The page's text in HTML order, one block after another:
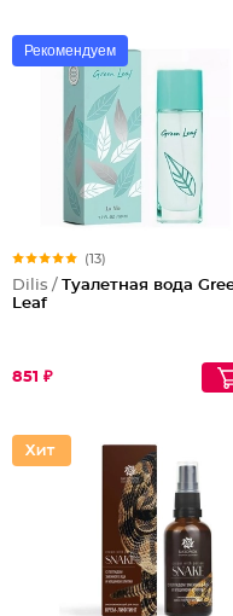
Рекомендуем
(13)
Dilis / Туалетная вода
Leaf
851 ₽